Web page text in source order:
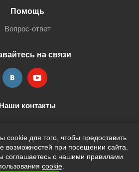
для того, чтобы предоставить
возможностей при посещении сайта.
соглашаетесь с нашими правилами
cookie
Помощь
Вопрос-ответ
на связи
Наши контакты